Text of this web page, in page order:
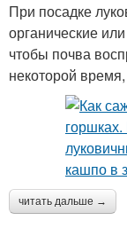
При посадке
органические
чтобы почва
некоторой
читать дальше →